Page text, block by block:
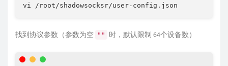
vi /root/shadowsocksr/user-config.json
找到协议参数（参数为空 "" 时，默认限制 64个设备数）